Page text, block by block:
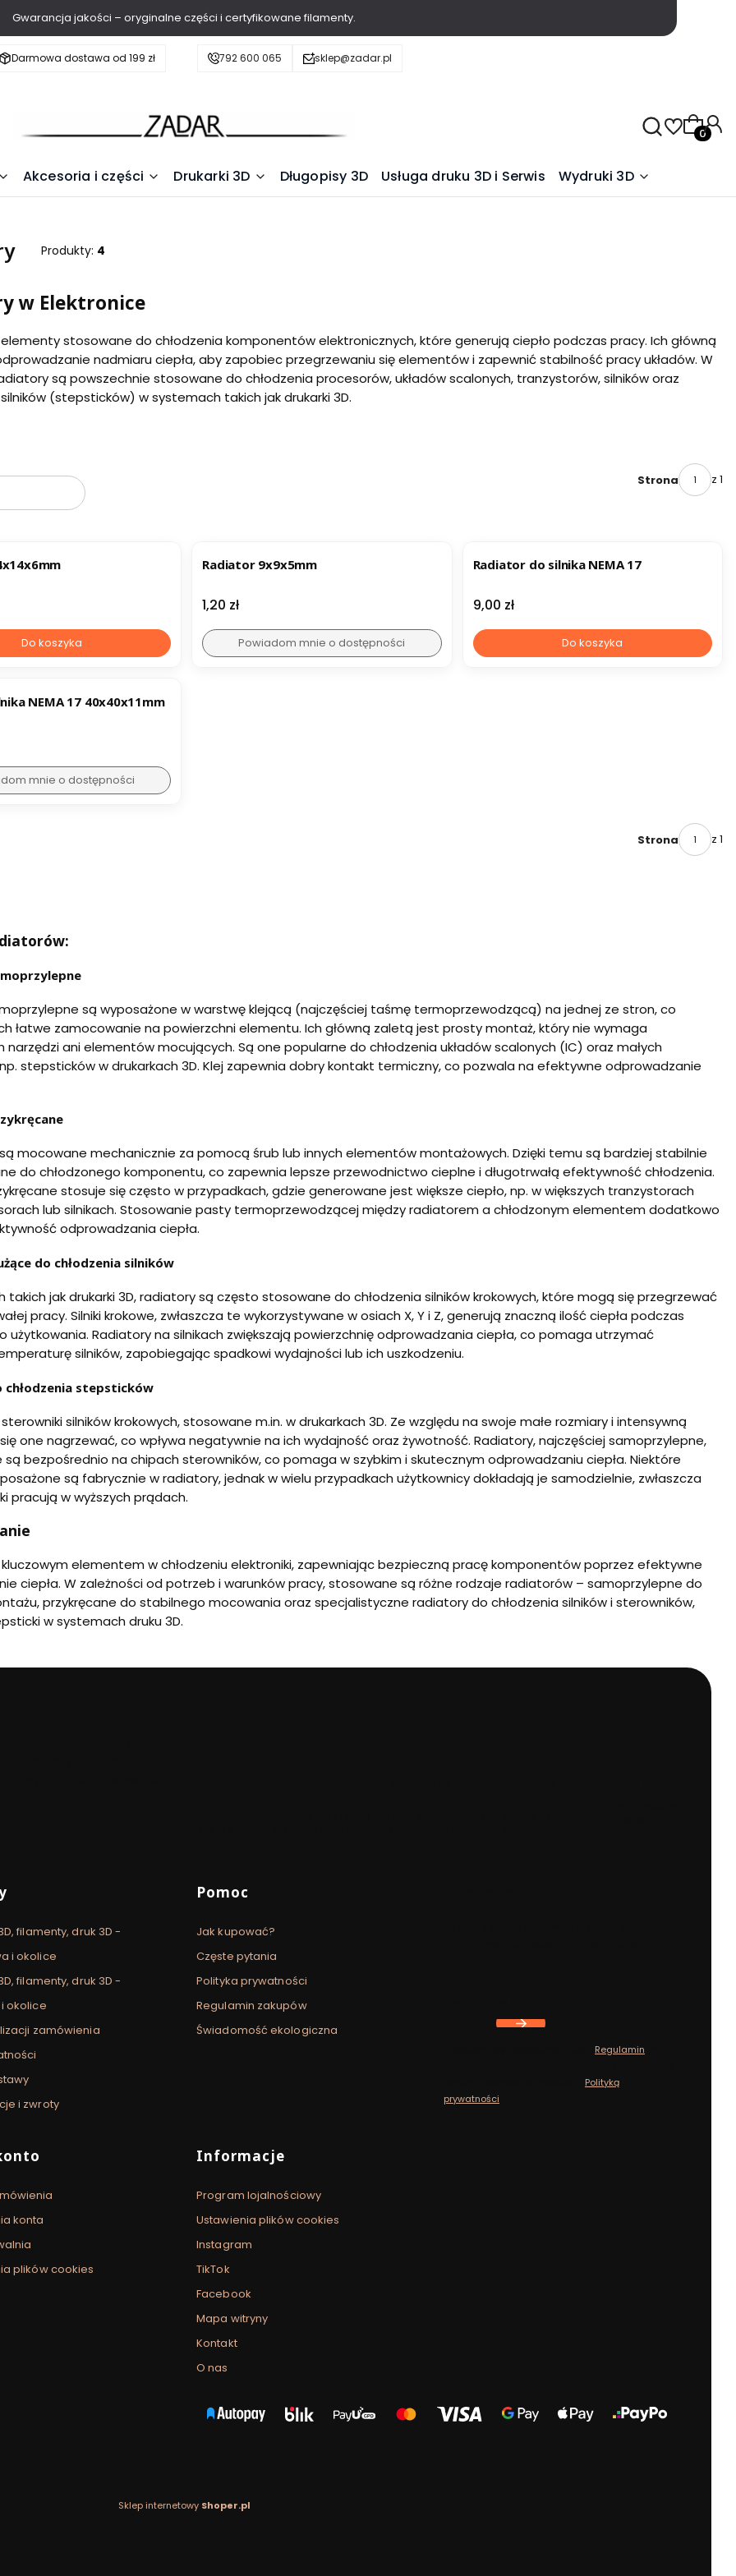
Gwarancja jakości – oryginalne części i certyfikowane filamenty.
Darmowa dostawa od 199 zł
792 600 065 sklep@zadar.pl
Akcesoria i części Drukarki 3D Długopisy 3D Usługa druku 3D i Serwis Wydruki 3D
Produkty: 4
w Elektronice
stosowane do chłodzenia komponentów elektronicznych, które generują ciepło podczas pracy. Ich główną
nadmiaru ciepła, aby zapobiec przegrzewaniu się elementów i zapewnić stabilność pracy układów. W
są powszechnie stosowane do chłodzenia procesorów, układów scalonych, tranzystorów, silników oraz
(stepsticków) w systemach takich jak drukarki 3D.
Strona z 1
Do koszyka
Radiator 9x9x5mm
Cena
1,20 zł
Powiadom mnie o dostępności
Radiator do silnika NEMA 17
Cena
9,00 zł
Do koszyka
NEMA 17 40x40x11mm
mnie o dostępności
Strona z 1
są wyposażone w warstwę klejącą (najczęściej taśmę termoprzewodzącą) na jednej ze stron, co
łatwe zamocowanie na powierzchni elementu. Ich główną zaletą jest prosty montaż, który nie wymaga
ani elementów mocujących. Są one popularne do chłodzenia układów scalonych (IC) oraz małych
stepsticków w drukarkach 3D. Klej zapewnia dobry kontakt termiczny, co pozwala na efektywne odprowadzanie
mocowane mechanicznie za pomocą śrub lub innych elementów montażowych. Dzięki temu są bardziej stabilnie
do chłodzonego komponentu, co zapewnia lepsze przewodnictwo cieplne i długotrwałą efektywność chłodzenia.
stosuje się często w przypadkach, gdzie generowane jest większe ciepło, np. w większych tranzystorach
lub silnikach. Stosowanie pasty termoprzewodzącej między radiatorem a chłodzonym elementem dodatkowo
odprowadzania ciepła.
do chłodzenia silników
takich jak drukarki 3D, radiatory są często stosowane do chłodzenia silników krokowych, które mogą się przegrzewać
pracy. Silniki krokowe, zwłaszcza te wykorzystywane w osiach X, Y i Z, generują znaczną ilość ciepła podczas
użytkowania. Radiatory na silnikach zwiększają powierzchnię odprowadzania ciepła, co pomaga utrzymać
silników, zapobiegając spadkowi wydajności lub ich uszkodzeniu.
chłodzenia stepsticków
silników krokowych, stosowane m.in. w drukarkach 3D. Ze względu na swoje małe rozmiary i intensywną
one nagrzewać, co wpływa negatywnie na ich wydajność oraz żywotność. Radiatory, najczęściej samoprzylepne,
są bezpośrednio na chipach sterowników, co pomaga w szybkim i skutecznym odprowadzaniu ciepła. Niektóre
są fabrycznie w radiatory, jednak w wielu przypadkach użytkownicy dokładają je samodzielnie, zwłaszcza
pracują w wyższych prądach.
elementem w chłodzeniu elektroniki, zapewniając bezpieczną pracę komponentów poprzez efektywne
ciepła. W zależności od potrzeb i warunków pracy, stosowane są różne rodzaje radiatorów – samoprzylepne do
przykręcane do stabilnego mocowania oraz specjalistyczne radiatory do chłodzenia silników i sterowników,
w systemach druku 3D.
filamenty, druk 3D -
i okolice
filamenty, druk 3D -
okolice
zamówienia
i zwroty
Pomoc
Jak kupować?
Częste pytania
Polityka prywatności
Regulamin zakupów
Świadomość ekologiczna
konta
plików cookies
Informacje
Program lojalnościowy
Ustawienia plików cookies
Instagram
TikTok
Facebook
Mapa witryny
Kontakt
O nas
Regulamin
Polityką
prywatności
Sklep internetowy Shoper.pl